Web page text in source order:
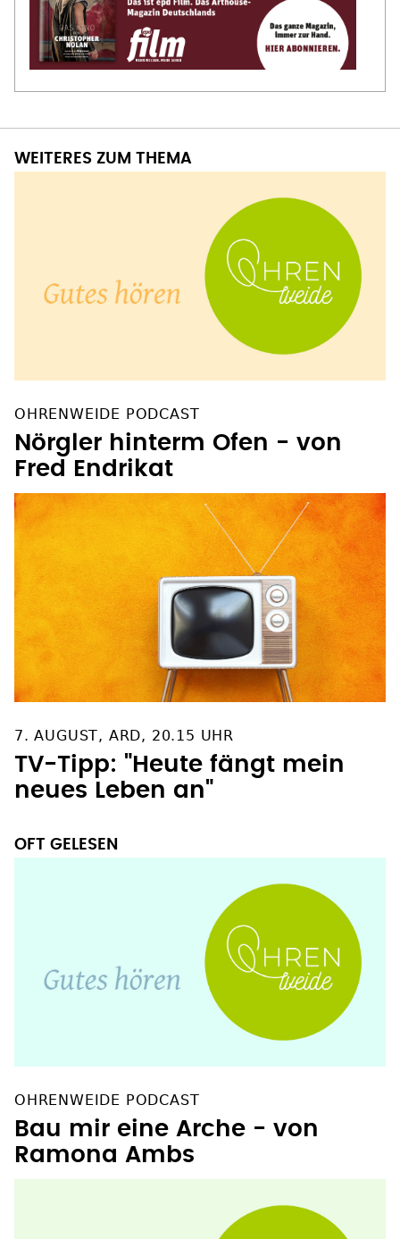
WEITERES ZUM THEMA
OHRENWEIDE PODCAST
Nörgler hinterm Ofen - von
Fred Endrikat
7. AUGUST, ARD, 20.15 UHR
TV-Tipp: "Heute fängt mein
neues Leben an"
OFT GELESEN
OHRENWEIDE PODCAST
Bau mir eine Arche - von
Ramona Ambs